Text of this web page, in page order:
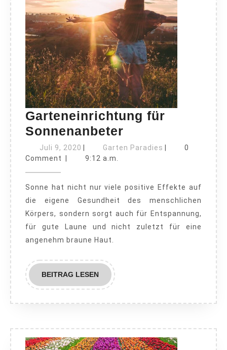
Garteneinrichtung für
Sonnenanbeter
für
Sonnenanbeter
Juli 9, 2020 Juli
9,
Garten Paradies Garten
0
Comment
9:12 a.m.
Sonne hat nicht nur viele positive Effekte auf
die eigene Gesundheit des menschlichen
Körpers, sondern sorgt auch für Entspannung,
für gute Laune und nicht zuletzt für eine
angenehm braune Haut.
BEITRAG LESENBEITRAG
LESEN